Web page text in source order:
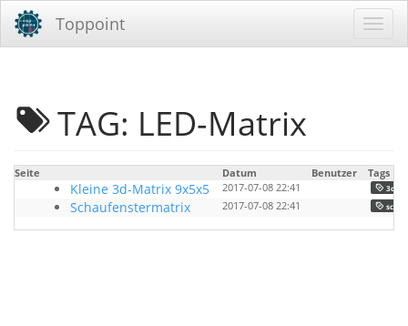
Toppoint
TAG: LED-Matrix
Seite Datum Benutzer Tags
Kleine 3d-Matrix 9x5x5 2017-07-08 22:41 3d-
Schaufenstermatrix 2017-07-08 22:41